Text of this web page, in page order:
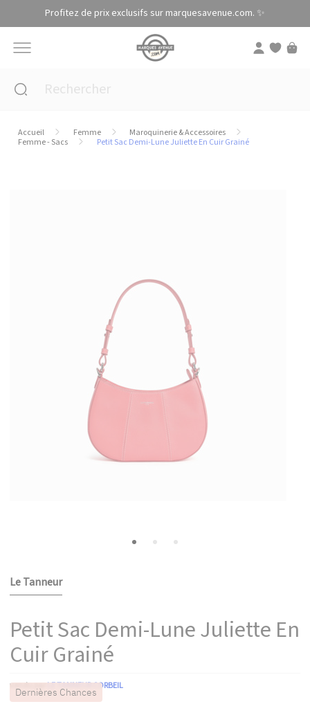
Profitez de prix exclusifs sur marquesavenue.com. ✨
Accueil Femme
Maroquinerie & Accessoires
Femme - Sacs
Petit Sac Demi-Lune Juliette En Cuir Grainé
Le Tanneur
Petit Sac Demi-Lune Juliette En
Cuir Grainé
vendu parLE TANNEUR CORBEIL
Dernières Chances
Panneau de gestion des cookies